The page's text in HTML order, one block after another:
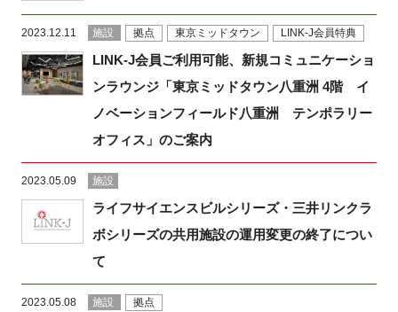
2023.12.11 施設 拠点 東京ミッドタウン LINK-J会員特典
LINK-J会員ご利用可能、新規コミュニケーショ
ンラウンジ「東京ミッドタウン八重洲 4階 イ
ノベーションフィールド八重洲 テンポラリー
オフィス」のご案内
2023.05.09 施設
ライフサイエンスビルシリーズ・三井リンクラ
ボシリーズの共用施設の運用変更の終了につい
て
2023.05.08 施設 拠点